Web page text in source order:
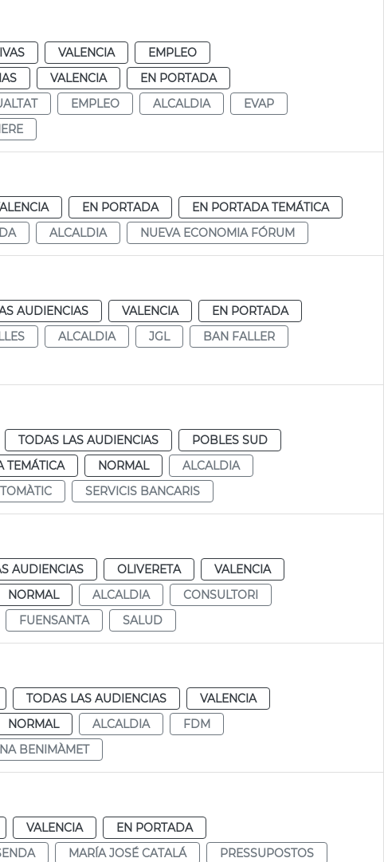
VALENCIA
EMPLEO
VALENCIA
EN PORTADA
EMPLEO ALCALDIA
EVAP
EN PORTADA
EN PORTADA TEMÁTICA
ALCALDIA NUEVA ECONOMIA FÓRUM
AUDIENCIAS VALENCIA
EN PORTADA
ALCALDIA JGL
BAN FALLER
TODAS LAS AUDIENCIAS
POBLES SUD
TEMÁTICA NORMAL
ALCALDIA
SERVICIS BANCARIS
AUDIENCIAS OLIVERETA
VALENCIA
NORMAL ALCALDIA
CONSULTORI
FUENSANTA SALUD
TODAS LAS AUDIENCIAS
VALENCIA
NORMAL ALCALDIA
FDM
BENIMÀMET
VALENCIA
EN PORTADA
MARÍA JOSÉ CATALÁ PRESSUPOSTOS